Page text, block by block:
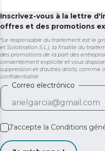
Inscrivez-vous à la lettre
offres et des promotions
*Le responsable du traitement est le
et Solotriatlon S.L.), la finalité du
des promotions de la part des
consentement explicite et vous
suppression et d'autres droits, comme
confidentialité
Correo electrónico
J'accepte la Conditions